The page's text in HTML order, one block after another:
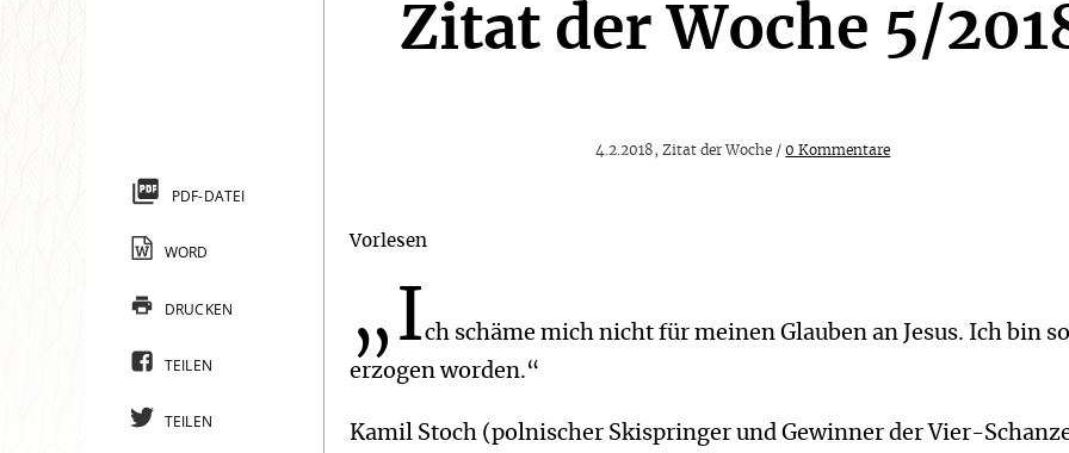
:
Zitat der Woche 5/
4.2.2018, Zitat der Woche /0 Kommentare
Vorlesen
„Ich schäme mich nicht für meinen Glauben an Jesus. Ich bin
erzogen worden.“
Kamil Stoch (polnischer Skispringer und Gewinner der Vier-
PDF-DATEI
WORD
DRUCKEN
TEILEN
TEILEN